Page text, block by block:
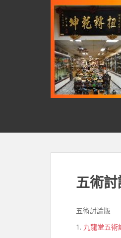
o
五術
五術討論版
1. 九龍堂五術